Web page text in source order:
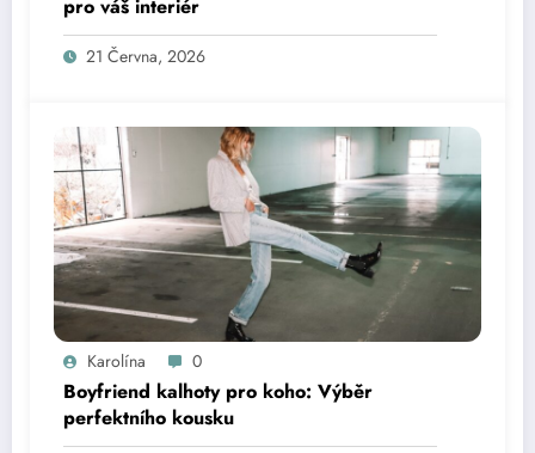
pro váš interiér
21 Června, 2026
Karolína 0
Boyfriend kalhoty pro koho: Výběr
perfektního kousku